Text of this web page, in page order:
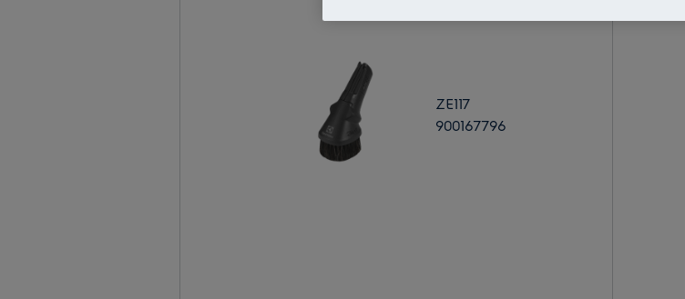
ZE117
900167796